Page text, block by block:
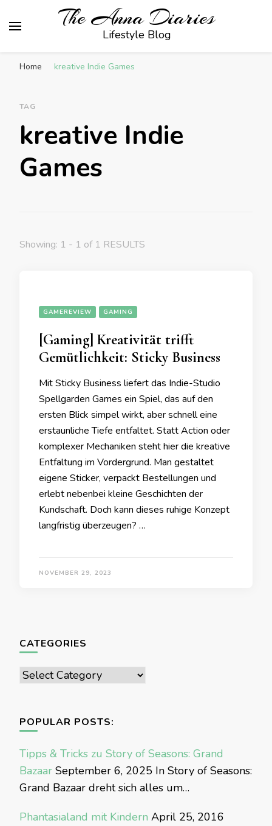
The Anna Diaries
Lifestyle Blog
Home kreative Indie Games
TAG
kreative Indie
Games
Showing: 1 - 1 of 1 RESULTS
GAMEREVIEW GAMING
[Gaming] Kreativität trifft
Gemütlichkeit: Sticky Business
Mit Sticky Business liefert das Indie-Studio
Spellgarden Games ein Spiel, das auf den
ersten Blick simpel wirkt, aber schnell eine
erstaunliche Tiefe entfaltet. Statt Action oder
komplexer Mechaniken steht hier die kreative
Entfaltung im Vordergrund. Man gestaltet
eigene Sticker, verpackt Bestellungen und
erlebt nebenbei kleine Geschichten der
Kundschaft. Doch kann dieses ruhige Konzept
langfristig überzeugen? …
NOVEMBER 29, 2023
CATEGORIES
Categories
POPULAR POSTS:
Tipps & Tricks zu Story of Seasons: Grand
Bazaar September 6, 2025 In Story of Seasons:
Grand Bazaar dreht sich alles um…
Phantasialand mit Kindern April 25, 2016